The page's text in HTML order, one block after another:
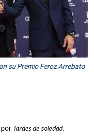
su Premio Feroz Arrebato
porTardes de soledad.